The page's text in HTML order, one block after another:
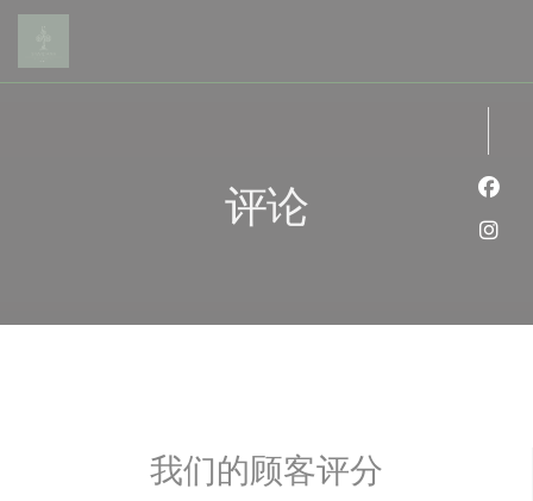
Cookie管理面板
评论
我们的顾客评分